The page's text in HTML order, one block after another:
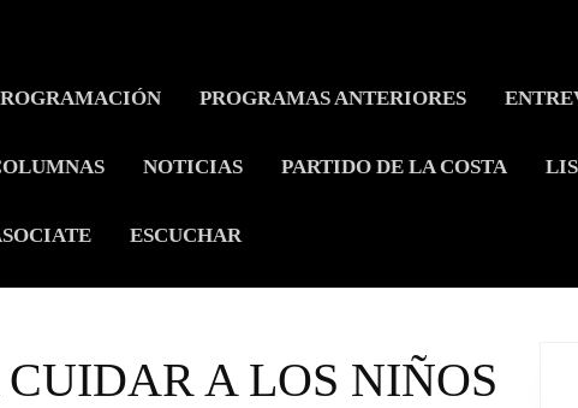
PROGRAMAS ANTERIORES
NOTICIAS PARTIDO DE LA COSTA
ESCUCHAR
CUIDAR A LOS NIÑOS